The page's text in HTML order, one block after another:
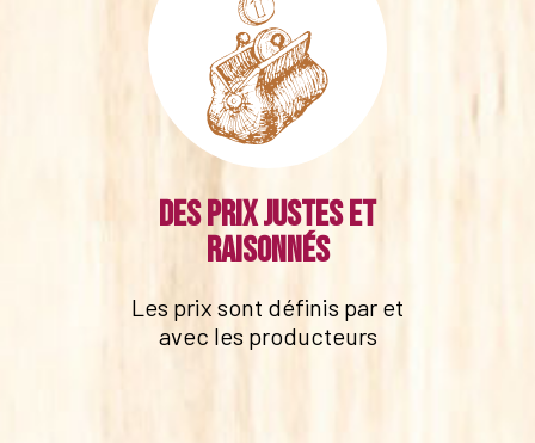
Des prix justes et
raisonnés
Les prix sont définis par et
avec les producteurs